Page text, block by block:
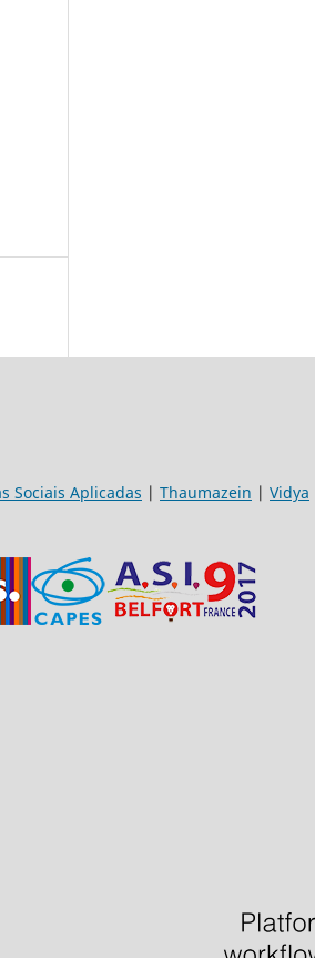
Sociais Aplicadas | Thaumazein | Vidya